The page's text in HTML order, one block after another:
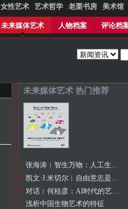
女性艺术 艺术哲学 老栗书房 美术馆
未来媒体艺术 人物档案 评论档
未来媒体艺术 热门推荐
张海涛︱智生万物：人工生命艺术演化的生态档案
浅析中国生物艺术的特征